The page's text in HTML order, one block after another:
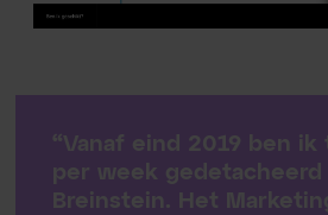
“Vanaf eind 2019 ben ik
per week gedetacheerd
Breinstein. Het